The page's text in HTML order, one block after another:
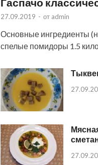
27.09.2019 - от admin
Основные ингредиенты
спелые помидоры 1.5